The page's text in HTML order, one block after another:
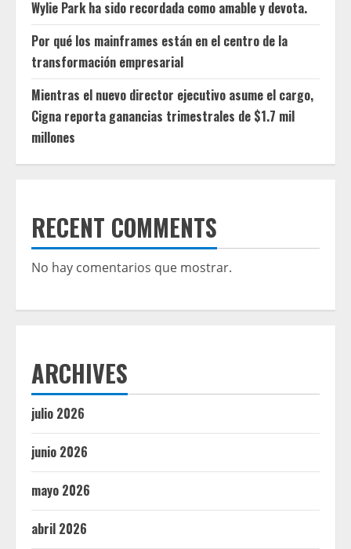
Wylie Park ha sido recordada como amable y devota.
Por qué los mainframes están en el centro de la
transformación empresarial
Mientras el nuevo director ejecutivo asume el cargo,
Cigna reporta ganancias trimestrales de $1.7 mil
millones
RECENT COMMENTS
No hay comentarios que mostrar.
ARCHIVES
julio 2026
junio 2026
mayo 2026
abril 2026